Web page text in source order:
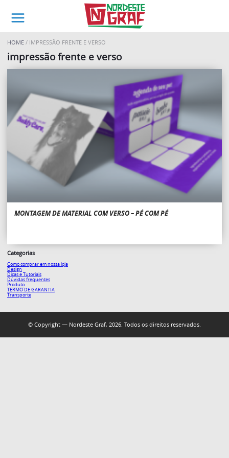
HOME IMPRESSÃO FRENTE E VERSO
impressão frente e verso
MONTAGEM DE MATERIAL COM VERSO – PÉ COM PÉ
Categorias
Como comprar em nossa loja
Design
Dicas e Tutoriais
Dúvidas frequentes
Produto
TERMO DE GARANTIA
Transporte
© Copyright — Nordeste Graf, 2026. Todos os direitos reservados.